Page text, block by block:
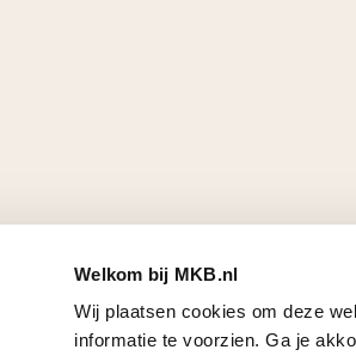
Welkom bij MKB.nl
Wij plaatsen cookies om deze
informatie te voorzien. Ga je